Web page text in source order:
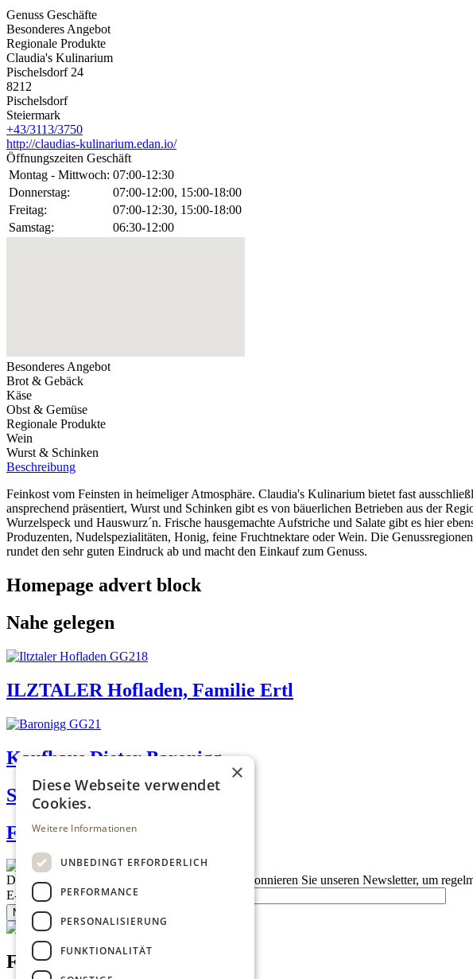
Genuss Geschäfte
Besonderes Angebot
Regionale Produkte
Claudia's Kulinarium
Pischelsdorf 24
8212
Pischelsdorf
Steiermark
+43/3113/3750
http://claudias-kulinarium.edan.io/
Öffnungszeiten Geschäft
Montag - Mittwoch: 07:00-12:30
Donnerstag:
07:00-12:00, 15:00-18:00
Freitag:
07:00-12:30, 15:00-18:00
Samstag:
06:30-12:00
Besonderes Angebot
Brot & Gebäck
Käse
Obst & Gemüse
Regionale Produkte
Wein
Wurst & Schinken
Beschreibung
Feinkost vom Feinsten in heimeliger Atmosphäre. Claudia's Kulinarium bietet fast
ansprechend präsentiert, Wurst und Schinken gibt es von bäuerlichen Betrieben aus der
Wurzelspeck und Hauswurz´n. Frische hausgemachte Aufstriche und Salate gibt es hier
Produzenten, Nudelspezialitäten, Honig, feine Fruchtnektare oder Wein. Die
rundet den sehr guten Eindruck ab und macht den Einkauf zum Genuss.
Homepage advert block
Nahe gelegen
ILZTALER Hofladen, Familie Ertl
Kaufhaus Dieter Baronigg
Schmankerlwerkstatt Eberl
Fink's Delikatessen
Description
Abonnieren Sie unseren Newsletter, um
E-Mail
Newsletter bestellen
Footer menu (DE)
×
Diese Webseite verwendet
Cookies.
Weitere Informationen
UNBEDINGT ERFORDERLICH
PERFORMANCE
PERSONALISIERUNG
FUNKTIONALITÄT